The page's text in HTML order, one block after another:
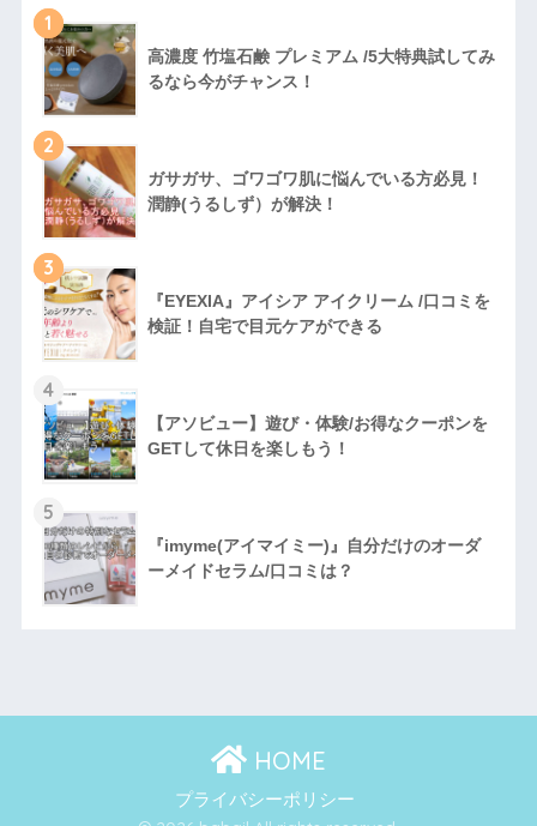
1
高濃度 竹塩石鹸 プレミアム /5大特典試してみ
るなら今がチャンス！
2
ガサガサ、ゴワゴワ肌に悩んでいる方必見！
潤静(うるしず）が解決！
3
『EYEXIA』アイシア アイクリーム /口コミを
検証！自宅で目元ケアができる
4
【アソビュー】遊び・体験/お得なクーポンを
GETして休日を楽しもう！
5
『imyme(アイマイミー)』自分だけのオーダ
ーメイドセラム/口コミは？
HOME
プライバシーポリシー